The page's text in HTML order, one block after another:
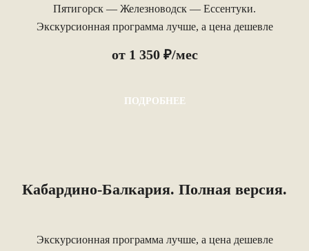
Пятигорск — Железноводск — Ессентуки.
Экскурсионная программа лучше, а цена дешевле
от 1 350 ₽/мес
ПОДРОБНЕЕ
Кабардино-Балкария. Полная версия.
Экскурсионная программа лучше, а цена дешевле